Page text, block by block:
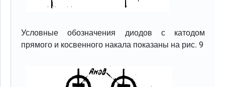
Условные обозначения диодов с катодом
прямого и косвенного накала показаны на рис. 9